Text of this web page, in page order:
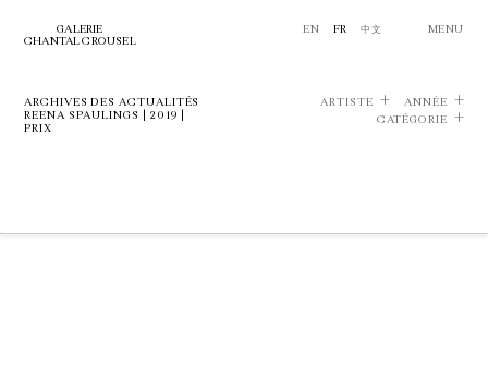
GALERIE
CHANTAL CROUSEL
EN FR 中文 MENU
ARCHIVES DES ACTUALITÉS
REENA SPAULINGS | 2019 |
PRIX
ARTISTE
ANNÉE
CATÉGORIE